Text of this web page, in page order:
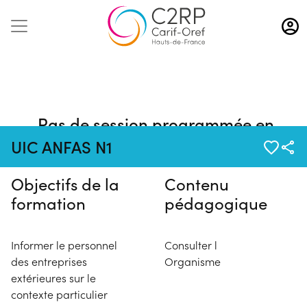
Aller
au
contenu
UIC ANFAS N1
Pas de session programmée en
ce moment
Objectifs de la
formation
Informer le personnel
des entreprises
extérieures sur le
contexte particulier
Contenu
pédagogique
Consulter l
Organisme